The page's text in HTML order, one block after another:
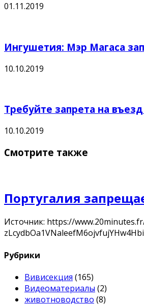
01.11.2019
Ингушетия: Мэр Магаса
10.10.2019
Требуйте запрета на
10.10.2019
Смотрите также
Португалия
Источник: https://
Рубрики
Вивисекция (165)
Видеоматериалы (2)
животноводство (8)